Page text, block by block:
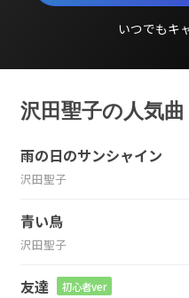
いつでもキ
沢田聖子の人気曲
雨の日のサンシャイン
沢田聖子
青い鳥
沢田聖子
友達 初心者ver